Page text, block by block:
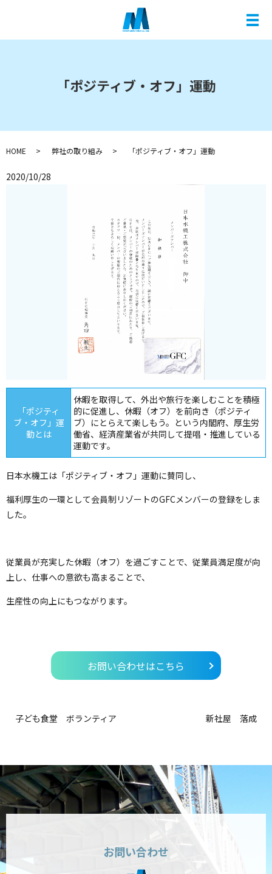
メ
「ポジティブ・オフ」運動
HOME 弊社の取り組み 「ポジティブ・オフ」運動
2020/10/28
「ポジティ
ブ・オフ」運
動とは
休暇を取得して、外出や旅行を楽しむことを積極
的に促進し、休暇（オフ）を前向き（ポジティ
ブ）にとらえて楽しもう。という内閣府、厚生労
働省、経済産業省が共同して提唱・推進している
運動です。
日本水機工は「ポジティブ・オフ」運動に賛同し、
福利厚生の一環として会員制リゾートのGFCメンバーの登録をしま
した。
従業員が充実した休暇（オフ）を過ごすことで、従業員満足度が向
上し、仕事への意欲も高まることで、
生産性の向上にもつながります。
お問い合わせはこちら
子ども食堂 ボランティア 新社屋 落成
お問い合わせ